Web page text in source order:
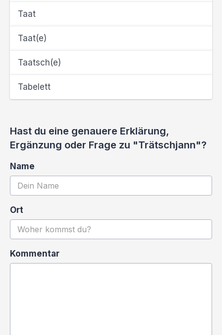
Taat
Taat(e)
Taatsch(e)
Tabelett
Hast du eine genauere Erklärung,
Ergänzung oder Frage zu "Trätschjann"?
Name
Ort
Kommentar